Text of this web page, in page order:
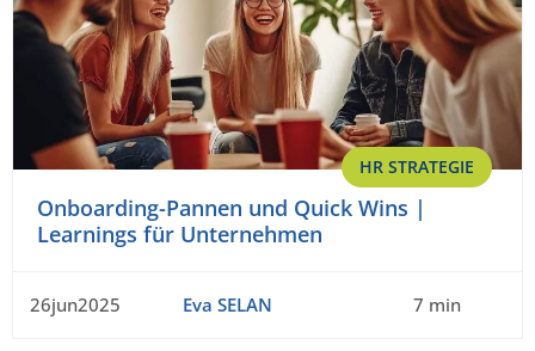
HR STRATEGIE
Onboarding-Pannen und Quick Wins |
Learnings für Unternehmen
26jun2025 Eva SELAN 7 min